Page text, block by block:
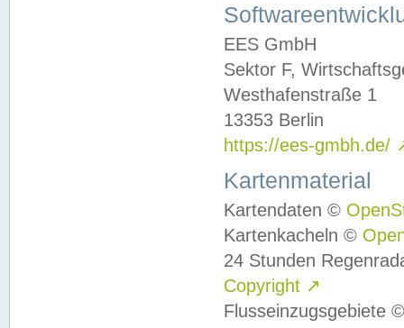
EES GmbH
Sektor F,
Westhafenstraße 1
13353 Berlin
https://ees-gmbh.de/
Kartenmaterial
Kartendaten ©
Kartenkacheln ©
24 Stunden
Copyright ↗
Flusseinzugsgebiete